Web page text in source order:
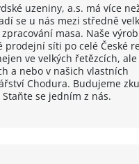
uzeniny, a.s. má více
se u nás mezi středně
masa. Naše
prodejní síti po celé České
ve velkých řetězcích,
a nebo v našich vlastních
Chodura. Budujeme
se jedním z nás.